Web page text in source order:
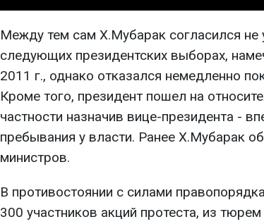
Между тем сам Х.Мубарак согласился не
следующих президентских выборах,
2011 г., однако отказался немедленно
Кроме того, президент пошел на
частности назначив вице-президента -
пребывания у власти. Ранее Х.Мубарак
министров.
В противостоянии с силами
300 участников акций протеста, из